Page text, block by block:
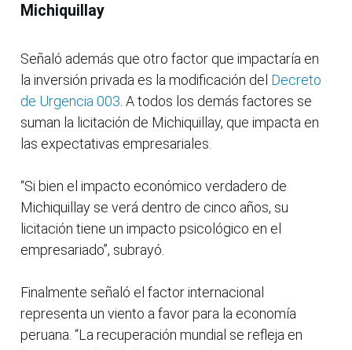
Michiquillay
Señaló además que otro factor que impactaría en
la inversión privada es la modificación del Decreto
de Urgencia 003 . A todos los demás factores se
suman la licitación de Michiquillay, que impacta en
las expectativas empresariales.
“Si bien el impacto económico verdadero de
Michiquillay se verá dentro de cinco años, su
licitación tiene un impacto psicológico en el
empresariado”, subrayó.
Finalmente señaló el factor internacional
representa un viento a favor para la economía
peruana. “La recuperación mundial se refleja en